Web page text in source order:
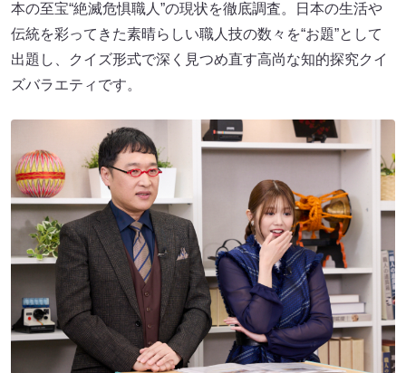
本の至宝“絶滅危惧職人”の現状を徹底調査。日本の生活や
伝統を彩ってきた素晴らしい職人技の数々を“お題”として
出題し、クイズ形式で深く見つめ直す高尚な知的探究クイ
ズバラエティです。